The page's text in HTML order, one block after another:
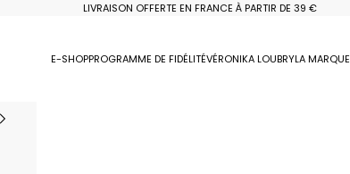
LIVRAISON OFFERTE EN FRANCE À PARTIR DE 39 €
E-SHOPPROGRAMME DE FIDÉLITÉVÉRONIKA LOUBRYLA MARQUE